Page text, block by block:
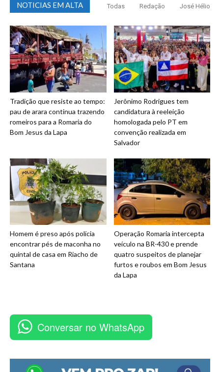
NOTICIAS EM ALTA Todas Redação José Hélio
Tradição que resiste ao tempo:
pau de arara continua trazendo
romeiros para a Romaria do
Bom Jesus da Lapa
Jerônimo Rodrigues tem
candidatura à reeleição
homologada pelo PT em
convenção realizada em
Salvador
Homem é preso após polícia
encontrar pés de maconha no
quintal de casa em Riacho de
Santana
Operação Romaria intercepta
veículo na BR-430 e prende
quatro suspeitos de planejar
furtos e roubos em Bom Jesus
da Lapa
Conversar no WhatsApp